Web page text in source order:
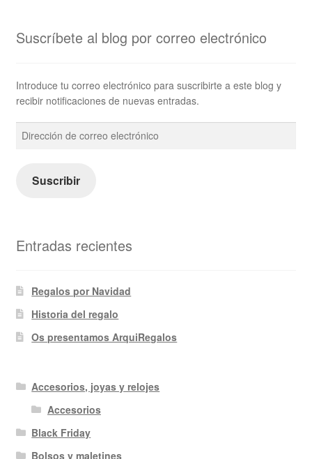
Suscríbete al blog por correo electrónico
Introduce tu correo electrónico para suscribirte a este blog y
recibir notificaciones de nuevas entradas.
Dirección
de
electrónico
Suscribir
Entradas recientes
Regalos por Navidad
Historia del regalo
Os presentamos ArquiRegalos
Accesorios, joyas y relojes
Accesorios
Black Friday
Bolsos y maletines